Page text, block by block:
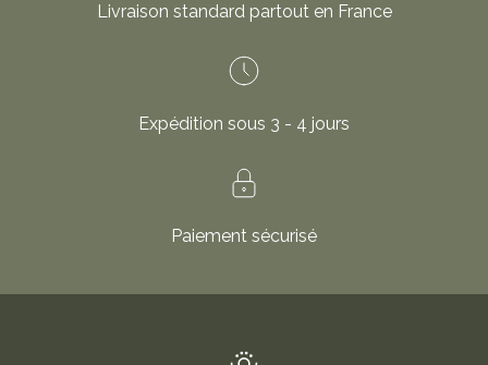
Livraison standard partout en France
Expédition sous 3 - 4 jours
Paiement sécurisé